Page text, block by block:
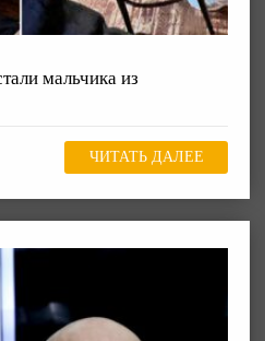
мальчика из
ЧИТАТЬ ДАЛЕЕ